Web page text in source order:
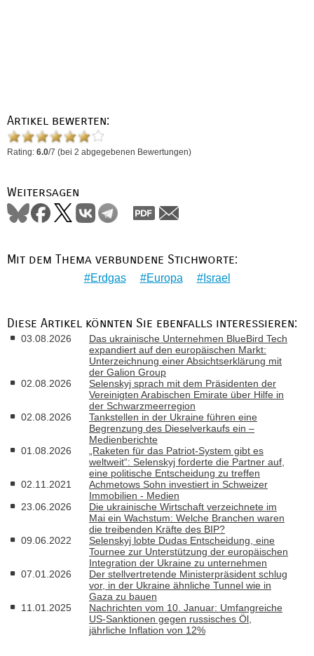
Artikel bewerten:
Rating: 6.0/7 (bei 2 abgegebenen Bewertungen)
Weitersagen
Mit dem Thema verbundene Stichworte:
Erdgas Europa Israel
Diese Artikel könnten Sie ebenfalls interessieren:
03.08.2026
Das ukrainische Unternehmen BlueBird Tech
expandiert auf den europäischen Markt:
Unterzeichnung einer Absichtserklärung mit
der Galion Group
02.08.2026
Selenskyj sprach mit dem Präsidenten der
Vereinigten Arabischen Emirate über Hilfe in
der Schwarzmeerregion
02.08.2026
Tankstellen in der Ukraine führen eine
Begrenzung des Dieselverkaufs ein –
Medienberichte
01.08.2026
„Raketen für das Patriot-System gibt es
weltweit“: Selenskyj forderte die Partner auf,
eine politische Entscheidung zu treffen
02.11.2021
Achmetows Sohn investiert in Schweizer
Immobilien - Medien
23.06.2026
Die ukrainische Wirtschaft verzeichnete im
Mai ein Wachstum: Welche Branchen waren
die treibenden Kräfte des BIP?
09.06.2022
Selenskyj lobte Dudas Entscheidung, eine
Tournee zur Unterstützung der europäischen
Integration der Ukraine zu unternehmen
07.01.2026
Der stellvertretende Ministerpräsident schlug
vor, in der Ukraine ähnliche Tunnel wie in
Gaza zu bauen
11.01.2025
Nachrichten vom 10. Januar: Umfangreiche
US-Sanktionen gegen russisches Öl,
jährliche Inflation von 12%